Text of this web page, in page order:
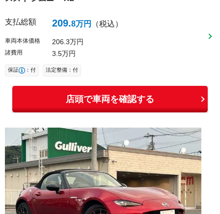
支払総額 209.8万円 （税込）
車両本体価格 206 3万円
諸費用 3 5万円
保証 ：付 法定整備：付
店頭で車両を確認する